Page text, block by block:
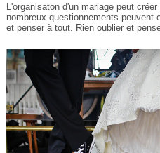
L'organisaton d'un mariage peut
nombreux questionnements peuvent
et penser à tout. Rien oublier et